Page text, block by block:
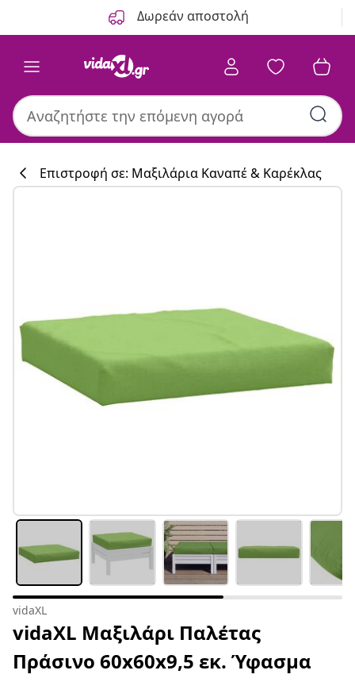
Δωρεάν αποστολή
Επιστροφή σε: Μαξιλάρια Καναπέ & Καρέκλας
vidaXL
vidaXL Μαξιλάρι Παλέτας
Πράσινο 60x60x9,5 εκ. Ύφασμα